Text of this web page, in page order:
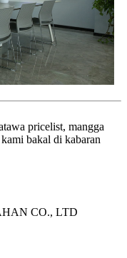
pricelist, mangga
bakal di kabaran
CO., LTD